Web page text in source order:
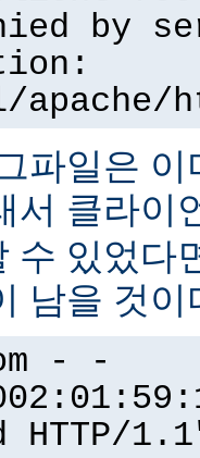
by
파일은
서 클라이
수 있었다
남을 것이
- -
HTTP/